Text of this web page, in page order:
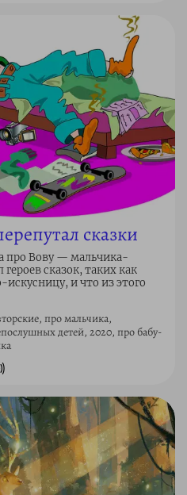
сказки
про Вову — мальчика-
сказок, таких как
и что из этого
про мальчика,
детей, 2020, про бабу-